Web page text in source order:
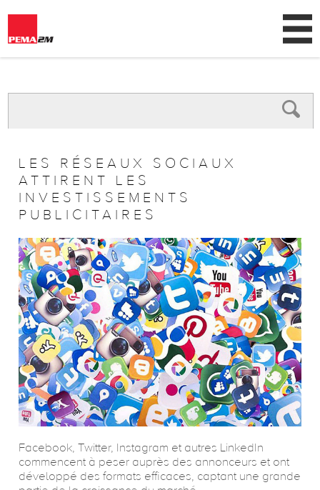
AGENCE
CLIENTS
CONTACT
ENGLISH
LES RÉSEAUX SOCIAUX
ATTIRENT LES
INVESTISSEMENTS
PUBLICITAIRES
Facebook, Twitter, Instagram et autres LinkedIn
commencent à peser auprès des annonceurs et ont
développé des formats efficaces, captant une grande